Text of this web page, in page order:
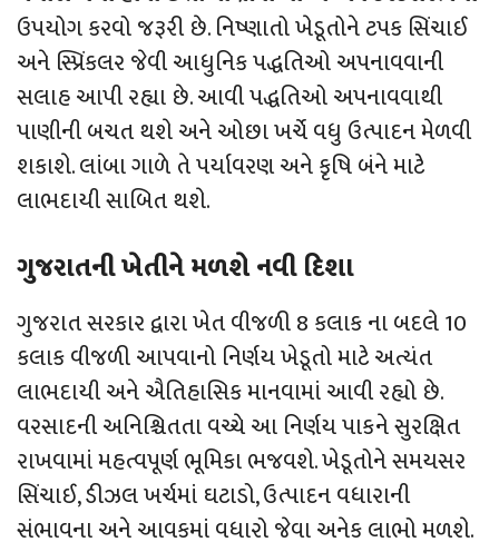
ઉપયોગ કરવો જરૂરી છે. નિષ્ણાતો ખેડૂતોને ટપક સિંચાઈ
અને સ્પ્રિંકલર જેવી આધુનિક પદ્ધતિઓ અપનાવવાની
સલાહ આપી રહ્યા છે. આવી પદ્ધતિઓ અપનાવવાથી
પાણીની બચત થશે અને ઓછા ખર્ચે વધુ ઉત્પાદન મેળવી
શકાશે. લાંબા ગાળે તે પર્યાવરણ અને કૃષિ બંને માટે
લાભદાયી સાબિત થશે.
ગુજરાતની ખેતીને મળશે નવી દિશા
ગુજરાત સરકાર દ્વારા ખેત વીજળી 8 કલાક ના બદલે 10
કલાક વીજળી આપવાનો નિર્ણય ખેડૂતો માટે અત્યંત
લાભદાયી અને ઐતિહાસિક માનવામાં આવી રહ્યો છે.
વરસાદની અનિશ્ચિતતા વચ્ચે આ નિર્ણય પાકને સુરક્ષિત
રાખવામાં મહત્વપૂર્ણ ભૂમિકા ભજવશે. ખેડૂતોને સમયસર
સિંચાઈ, ડીઝલ ખર્ચમાં ઘટાડો, ઉત્પાદન વધારાની
સંભાવના અને આવકમાં વધારો જેવા અનેક લાભો મળશે.